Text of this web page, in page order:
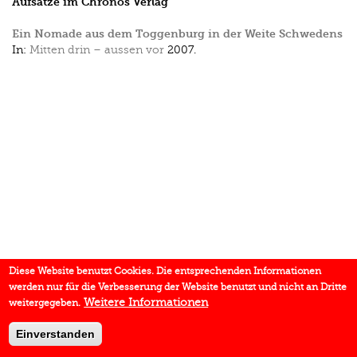
Ein Nomade aus dem Toggenburg in der Weite Schwedens
In: Mitten drin – aussen vor 2007.
Diese Website benutzt Cookies. Die entsprechenden Informationen
werden nur für die Verbesserung der Website benutzt und nicht an Dritte
weitergegeben. Weitere Informationen
Einverstanden